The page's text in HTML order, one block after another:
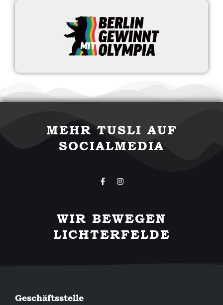
MEHR TUSLI AUF
SOCIALMEDIA
F
a
o
o
k
-
I
n
g
r
a
m
WIR BEWEGEN
LICHTERFELDE
Geschäftsstelle